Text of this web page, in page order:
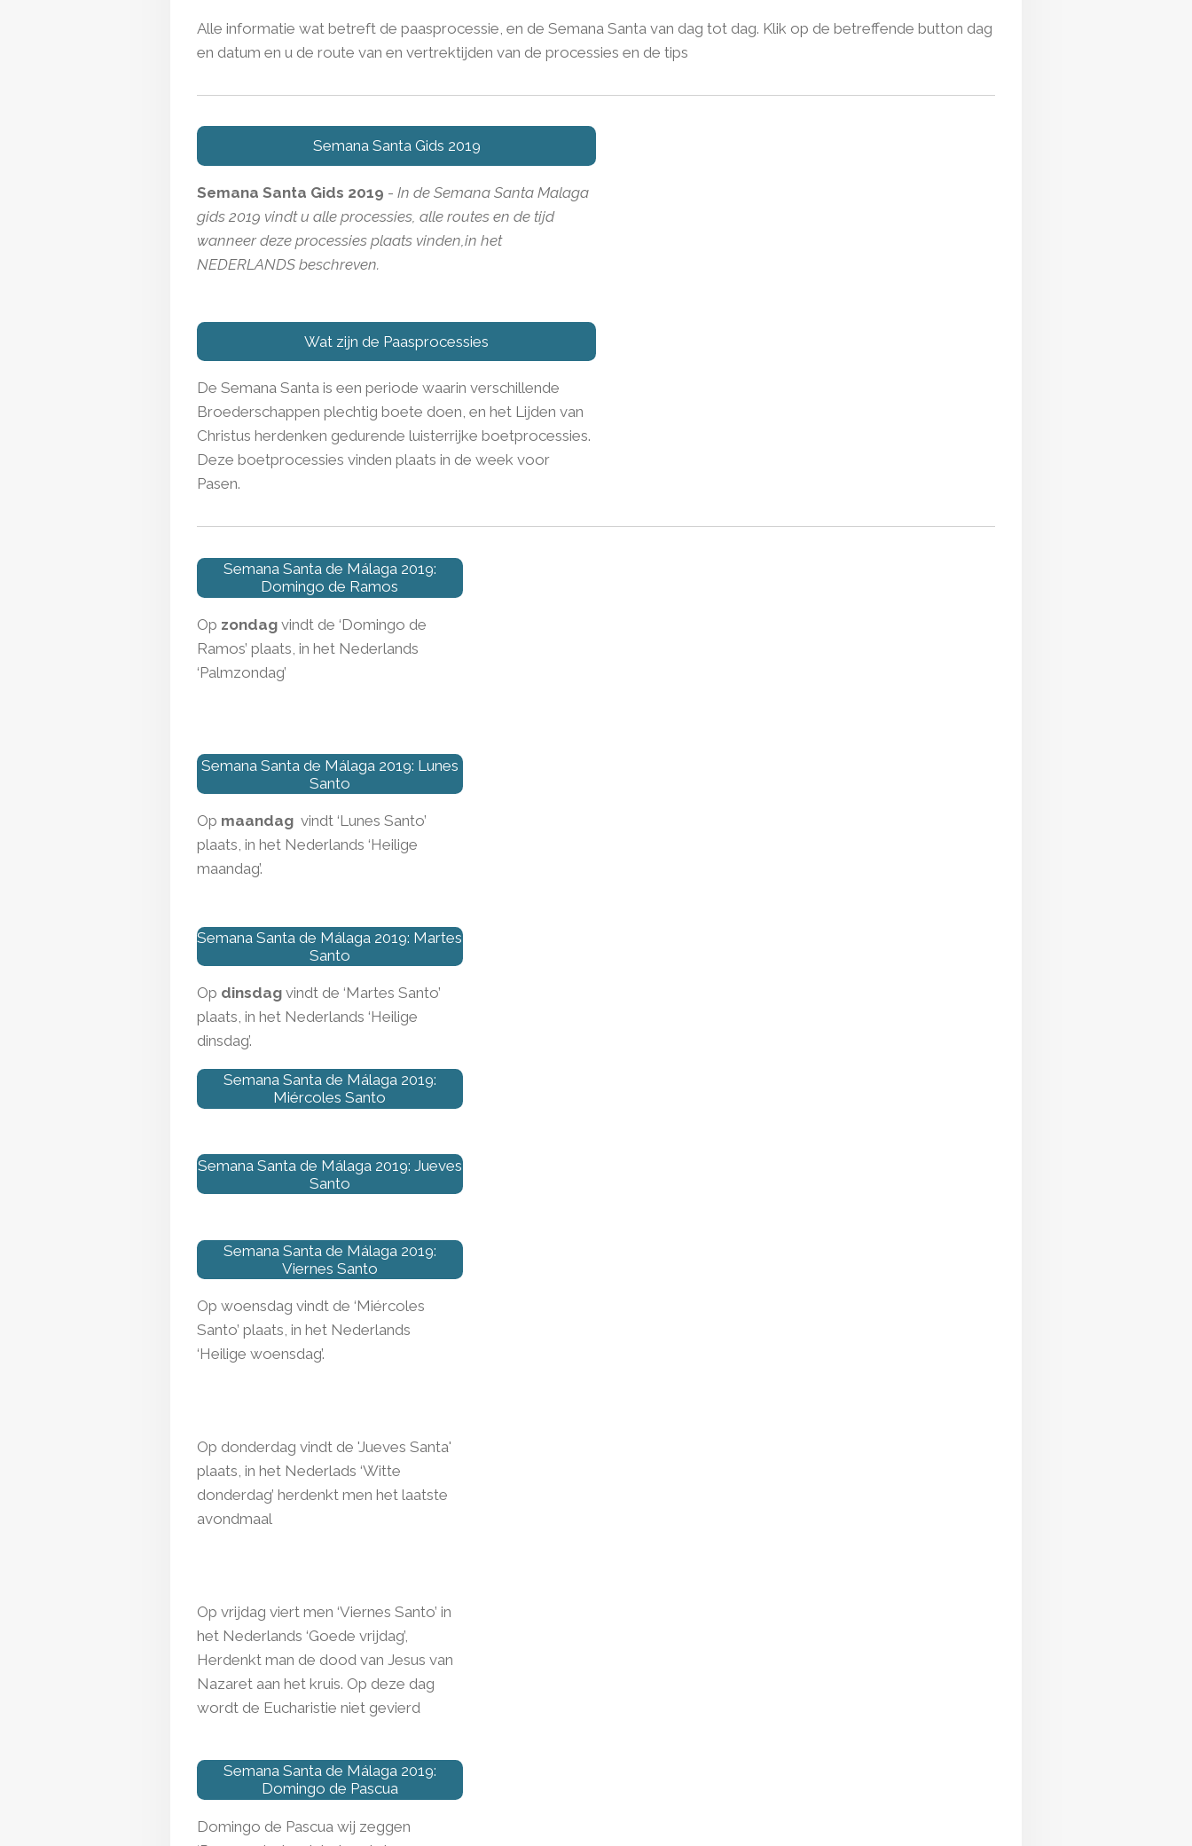
Alle informatie wat betreft de paasprocessie, en de Semana Santa van dag tot dag. Klik op de betreffende button dag
en datum en u de route van en vertrektijden van de processies en de tips
Semana Santa Gids 2019
Semana Santa Gids 2019 - In de Semana Santa Malaga
gids 2019 vindt u alle processies, alle routes en de tijd
wanneer deze processies plaats vinden, in het
NEDERLANDS beschreven.
Wat zijn de Paasprocessies
De Semana Santa is een periode waarin verschillende
Broederschappen plechtig boete doen, en het Lijden van
Christus herdenken gedurende luisterrijke boetprocessies.
Deze boetprocessies vinden plaats in de week voor
Pasen.
Semana Santa de Málaga 2019:
Domingo de Ramos
Op zondag vindt de ‘Domingo de
Ramos’ plaats, in het Nederlands
‘Palmzondag’
Semana Santa de Málaga 2019: Lunes
Santo
Op maandag vindt ‘Lunes Santo’
plaats, in het Nederlands ‘Heilige
maandag’.
Semana Santa de Málaga 2019: Martes
Santo
Op dinsdag vindt de ‘Martes Santo’
plaats, in het Nederlands ‘Heilige
dinsdag’.
Semana Santa de Málaga 2019:
Miércoles Santo
Semana Santa de Málaga 2019: Jueves
Santo
Semana Santa de Málaga 2019:
Viernes Santo
Op woensdag vindt de ‘Miércoles
Santo’ plaats, in het Nederlands
‘Heilige woensdag’.
Op donderdag vindt de 'Jueves Santa'
plaats, in het Nederlads ‘Witte
donderdag’ herdenkt men het laatste
avondmaal
Op vrijdag viert men ‘Viernes Santo’ in
het Nederlands ‘Goede vrijdag’,
Herdenkt man de dood van Jesus van
Nazaret aan het kruis. Op deze dag
wordt de Eucharistie niet gevierd
Semana Santa de Málaga 2019:
Domingo de Pascua
Domingo de Pascua wij zeggen